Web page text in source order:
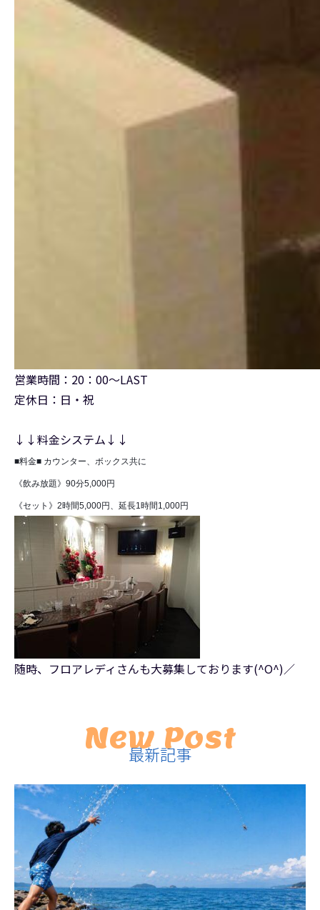
営業時間：20：00～LAST
定休日：日・祝
↓↓料金システム↓↓
■料金■ カウンター、ボックス共に
《飲み放題》90分5,000円
《セット》2時間5,000円、延長1時間1,000円
随時、フロアレディさんも大募集しております(^O^)／
New Post
最新記事